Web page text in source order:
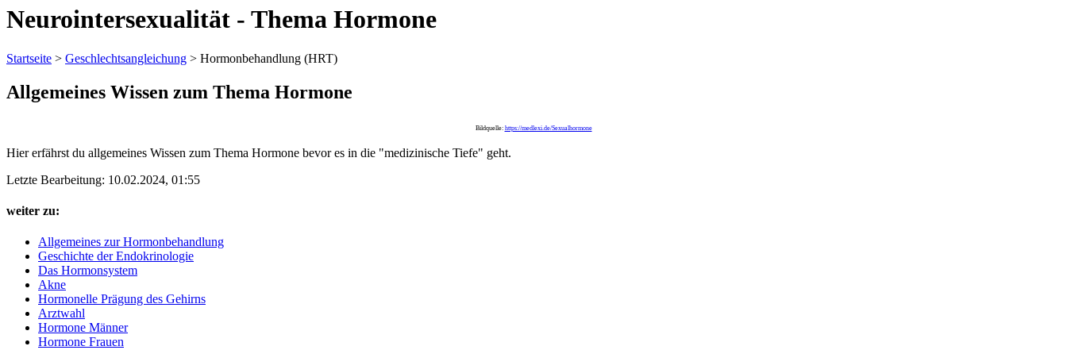
Neurointersexualität - Thema Hormone
Startseite > Geschlechtsangleichung > Hormonbehandlung (HRT)
Allgemeines Wissen zum Thema Hormone
Bildquelle: https://medlexi.de/Sexualhormone
Hier erfährst du allgemeines Wissen zum Thema Hormone bevor es in die "medizinische Tiefe" geht.
Letzte Bearbeitung: 10.02.2024, 01:55
weiter zu:
Allgemeines zur Hormonbehandlung
Geschichte der Endokrinologie
Das Hormonsystem
Akne
Hormonelle Prägung des Gehirns
Arztwahl
Hormone Männer
Hormone Frauen